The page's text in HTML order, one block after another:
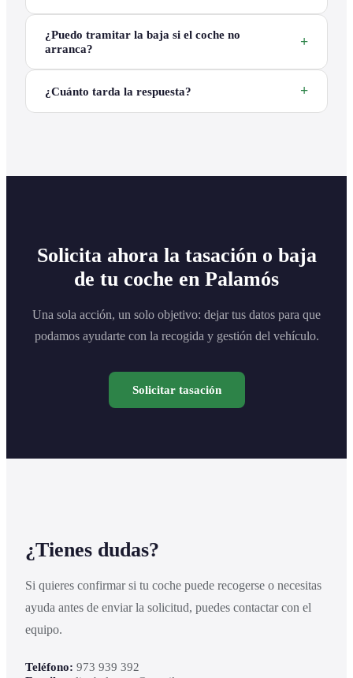
¿Puedo tramitar la baja si el coche no
arranca?
¿Cuánto tarda la respuesta?
Solicita ahora la tasación o baja
de tu coche en Palamós
Una sola acción, un solo objetivo: dejar tus datos para que
podamos ayudarte con la recogida y gestión del vehículo.
Solicitar tasación
¿Tienes dudas?
Si quieres confirmar si tu coche puede recogerse o necesitas
ayuda antes de enviar la solicitud, puedes contactar con el
equipo.
Teléfono: 973 939 392